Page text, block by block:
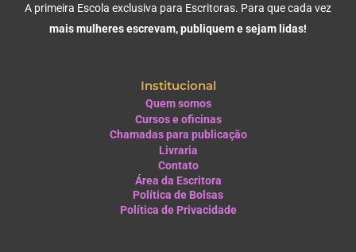
A primeira Escola exclusiva para Escritoras. Para que cada vez
mais mulheres escrevam, publiquem e sejam lidas!
Institucional
Quem somos
Cursos e oficinas
Chamadas para publicação
Livraria
Contato
Área da Escritora
Política de Bolsas
Política de Privacidade